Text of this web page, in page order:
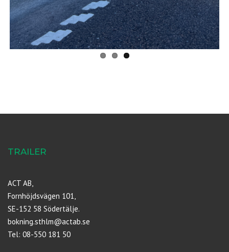
TRAILER
ACT AB,
Fornhöjdsvägen 101,
SE-152 58 Södertälje.
bokning.sthlm@actab.se
Tel: 08-550 181 50